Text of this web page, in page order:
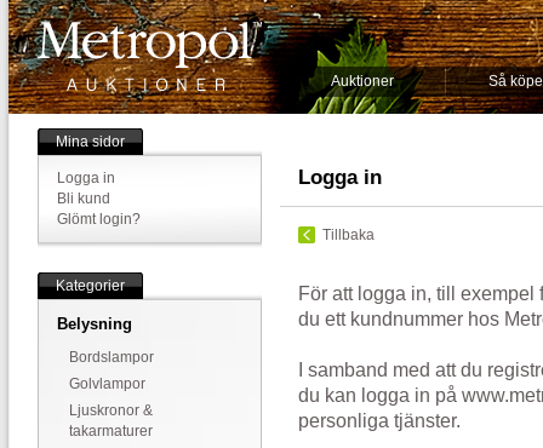
Auktioner Så
Mina sidor
Logga in
Bli kund
Glömt login?
Kategorier
Belysning
Bordslampor
Golvlampor
Ljuskronor &
takarmaturer
Logga in
Tillbaka
För att logga in, till exempel
du ett kundnummer hos
I samband med att du
du kan logga in på
personliga tjänster.